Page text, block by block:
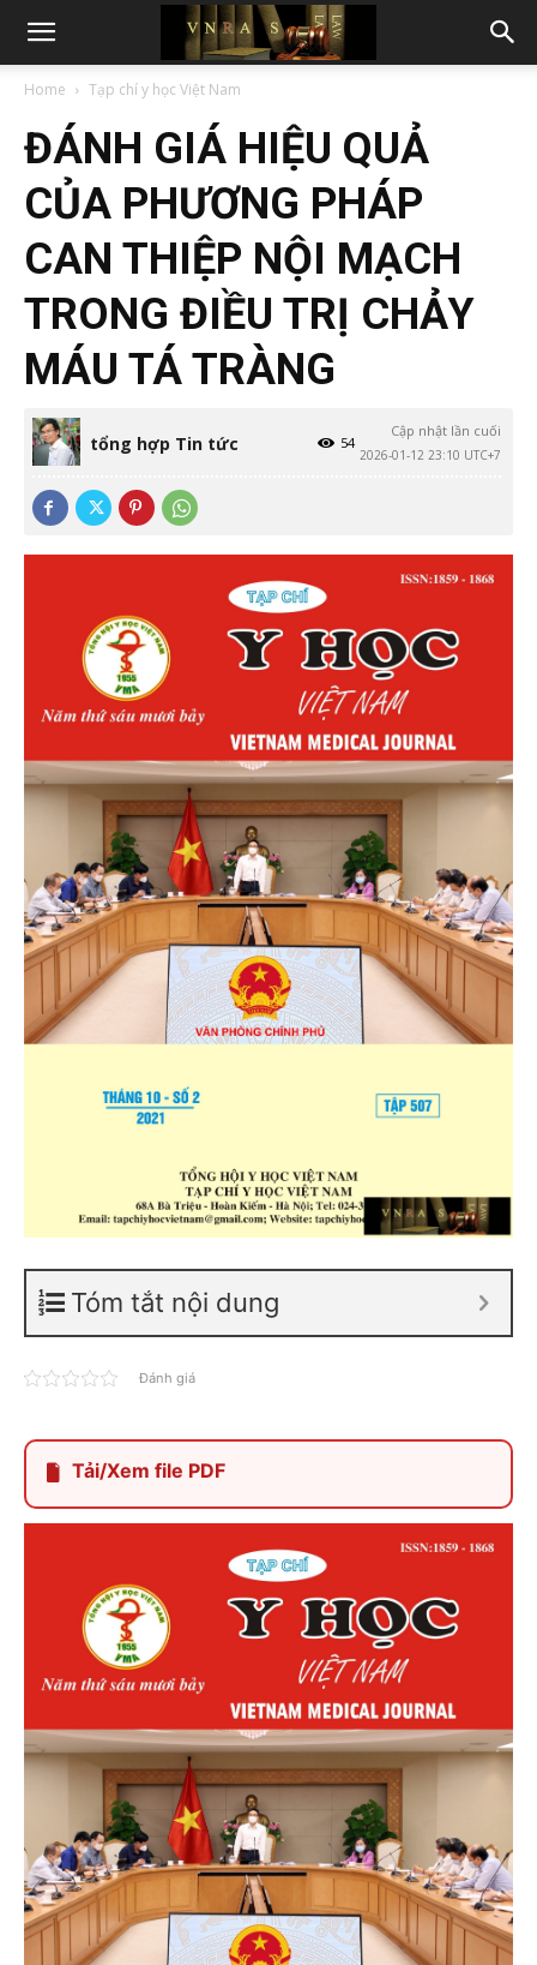
Home Tạp chí y học Việt Nam
ĐÁNH GIÁ HIỆU QUẢ
CỦA PHƯƠNG PHÁP
CAN THIỆP NỘI MẠCH
TRONG ĐIỀU TRỊ CHẢY
MÁU TÁ TRÀNG
tổng hợp Tin tức
Cập nhật lần cuối
2026-01-12 23:10 UTC+7
54
Tóm tắt nội dung
Đánh giá
Tải/Xem file PDF